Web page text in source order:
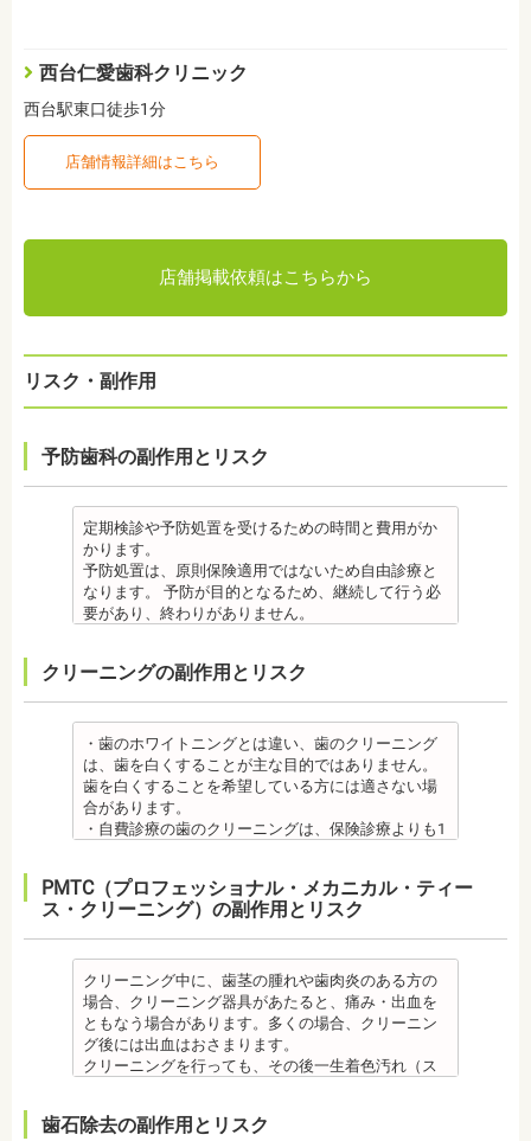
西台仁愛歯科クリニック
西台駅東口徒歩1分
店舗情報詳細はこちら
店舗掲載依頼はこちらから
リスク・副作用
予防歯科の副作用とリスク
定期検診や予防処置を受けるための時間と費用がか
かります。
予防処置は、原則保険適用ではないため自由診療と
なります。 予防が目的となるため、継続して行う必
要があり、終わりがありません。
日本歯科大学新潟生命歯学部卒業
新潟大学医歯学総合病院にて研修
都内歯科医院にて勤務
クリーニングの副作用とリスク
・歯のホワイトニングとは違い、歯のクリーニング
は、歯を白くすることが主な目的ではありません。
歯を白くすることを希望している方には適さない場
合があります。
・自費診療の歯のクリーニングは、保険診療よりも1
・歯のクリーニングは、歯科医院によって「クリー
ニング」と書いているところと「PMTC」と書いてい
るところがあります。PMTCは専用の機器が用いられ
るのに対し、クリーニングは歯科医院によっては歯
石を落とすスケーリングの場合や、PMTCの場合もあ
るので、事前に内容を確認されるとよいでしょう。
監修医情報 医療法人社団日坂会 理事長 日坂充
宏先生
【プロフィール】
歯学博士（口腔外科学）
PMTC（プロフェッショナル・メカニカル・ティー
ス・クリーニング）の副作用とリスク
クリーニング中に、歯茎の腫れや歯肉炎のある方の
場合、クリーニング器具があたると、痛み・出血を
ともなう場合があります。多くの場合、クリーニン
グ後には出血はおさまります。
クリーニングを行っても、その後一生着色汚れ（ス
す。また、歯科のクリーニングだけでは、虫歯や歯
歯石除去の副作用とリスク